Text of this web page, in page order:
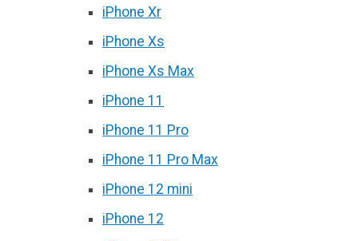
iPhone Xr
iPhone Xs
iPhone Xs Max
iPhone 11
iPhone 11 Pro
iPhone 11 Pro Max
iPhone 12 mini
iPhone 12